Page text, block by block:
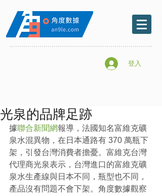
登入
光泉的品牌足跡
據聯合新聞網報導，法國知名富維克礦
泉水混異物，在日本通路有 370 萬瓶下
架，引發台灣消費者擔憂。富維克台灣
代理商光泉表示，台灣進口的富維克礦
泉水生產線與日本不同，瓶型也不同，
產品沒有問題不會下架。角度數據觀察